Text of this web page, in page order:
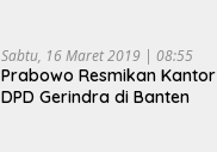
Sabtu, 16 Maret 2019 | 08:55
Prabowo Resmikan Kantor
DPD Gerindra di Banten